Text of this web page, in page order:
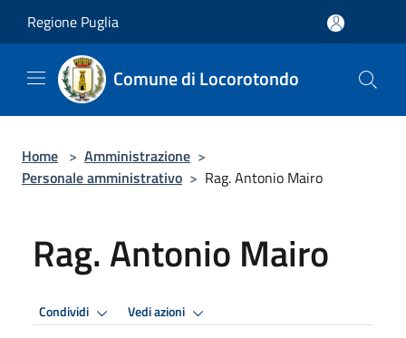
Regione Puglia
Comune di Locorotondo
Home > Amministrazione >
Personale amministrativo > Rag. Antonio Mairo
Rag. Antonio Mairo
Condividi Vedi azioni